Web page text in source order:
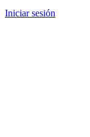
Iniciar sesión